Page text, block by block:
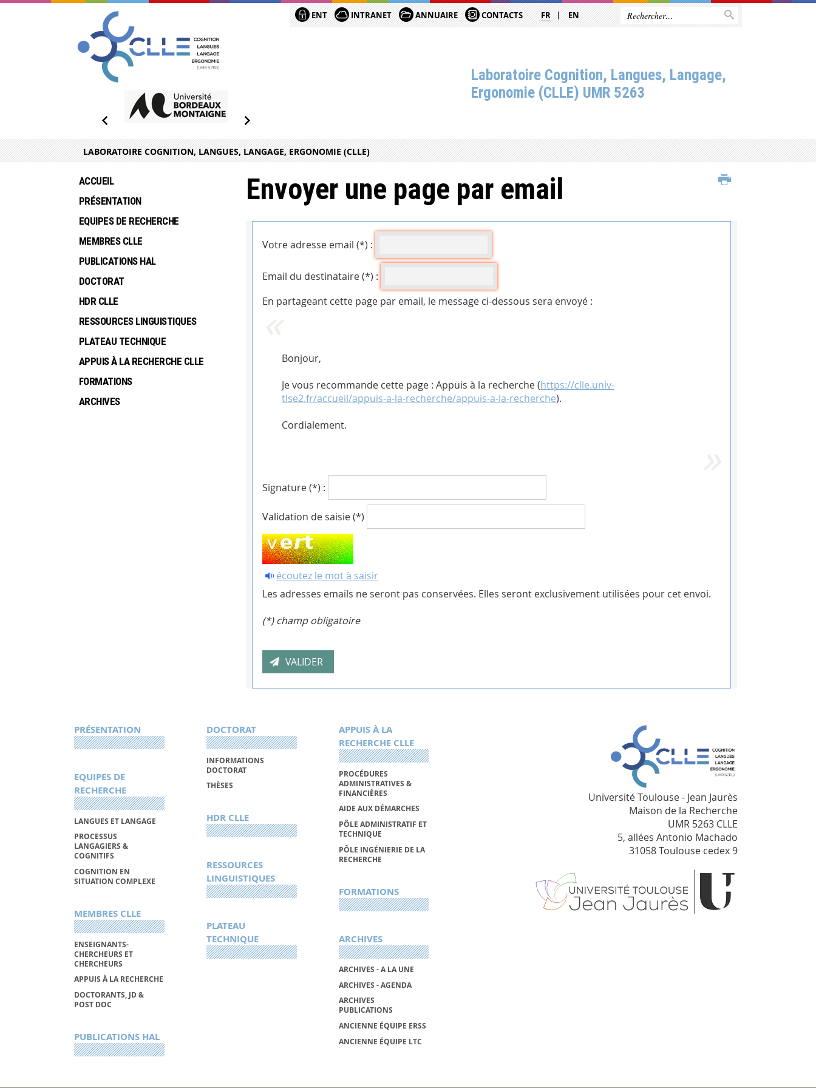
ENT INTRANET ANNUAIRE CONTACTS FR EN
Laboratoire Cognition, Langues, Langage,
Ergonomie (CLLE) UMR 5263
LABORATOIRE COGNITION, LANGUES, LANGAGE, ERGONOMIE (CLLE)
Envoyer une page par email
Votre adresse email (*) :
Email du destinataire (*) :
En partageant cette page par email, le message ci-dessous sera envoyé :
Bonjour,
Je vous recommande cette page : Appuis à la recherche (https://clle.univ-
tlse2.fr/accueil/appuis-a-la-recherche/appuis-a-la-recherche).
Cordialement.
Signature (*) :
Validation de saisie (*)
écoutez le mot à saisir
Les adresses emails ne seront pas conservées. Elles seront exclusivement utilisées pour cet envoi.
(*) champ obligatoire
ACCUEIL
PRÉSENTATION
EQUIPES DE RECHERCHE
MEMBRES CLLE
PUBLICATIONS HAL
DOCTORAT
HDR CLLE
RESSOURCES LINGUISTIQUES
PLATEAU TECHNIQUE
APPUIS À LA RECHERCHE CLLE
FORMATIONS
ARCHIVES
PRÉSENTATION
EQUIPES DE
RECHERCHE
LANGUES ET LANGAGE
PROCESSUS
LANGAGIERS &
COGNITIFS
COGNITION EN
SITUATION COMPLEXE
MEMBRES CLLE
ENSEIGNANTS-
CHERCHEURS ET
CHERCHEURS
APPUIS À LA RECHERCHE
DOCTORANTS, JD &
POST DOC
PUBLICATIONS HAL
DOCTORAT
INFORMATIONS
DOCTORAT
THÈSES
HDR CLLE
RESSOURCES
LINGUISTIQUES
PLATEAU
TECHNIQUE
APPUIS À LA
RECHERCHE CLLE
PROCÉDURES
ADMINISTRATIVES &
FINANCIÈRES
AIDE AUX DÉMARCHES
PÔLE ADMINISTRATIF ET
TECHNIQUE
PÔLE INGÉNIERIE DE LA
RECHERCHE
FORMATIONS
ARCHIVES
ARCHIVES - A LA UNE
ARCHIVES - AGENDA
ARCHIVES
PUBLICATIONS
ANCIENNE ÉQUIPE ERSS
ANCIENNE ÉQUIPE LTC
Université Toulouse - Jean Jaurès
Maison de la Recherche
UMR 5263 CLLE
5, allées Antonio Machado
31058 Toulouse cedex 9